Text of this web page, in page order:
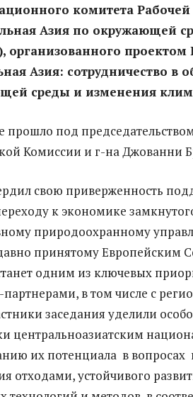
комитета
Азия по окружающей
организованного проектом
Азия: сотрудничество в
среды и изменения
прошло под
Комиссии и г-на Джованни
свою приверженность
к экономике
природоохранному
принятому Европейским
одним из ключевых
в том числе с
заседания уделили
центральноазиатским
их потенциала в вопросах
отходами, устойчивого